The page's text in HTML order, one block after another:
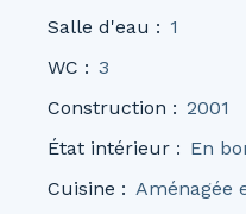
Salle d'eau : 1
WC : 3
Construction : 2001
État intérieur : En
Cuisine : Aménagée